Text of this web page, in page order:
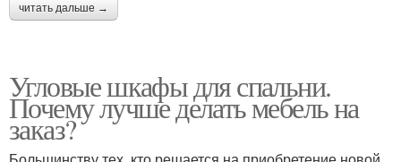
читать дальше →
Угловые шкафы для спальни.
Почему лучше делать мебель на
заказ?